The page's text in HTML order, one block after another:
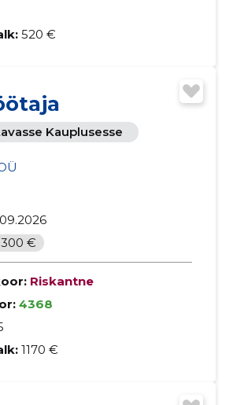
520 €
Kauplusesse
€
Riskantne
4368
1170 €